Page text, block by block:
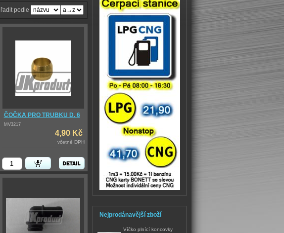
řadit podle
ČOČKA PRO TRUBKU D. 6
MV3217
4,90 Kč
včetně DPH
Nejprodánavější zboží
Víčko plnící koncovky